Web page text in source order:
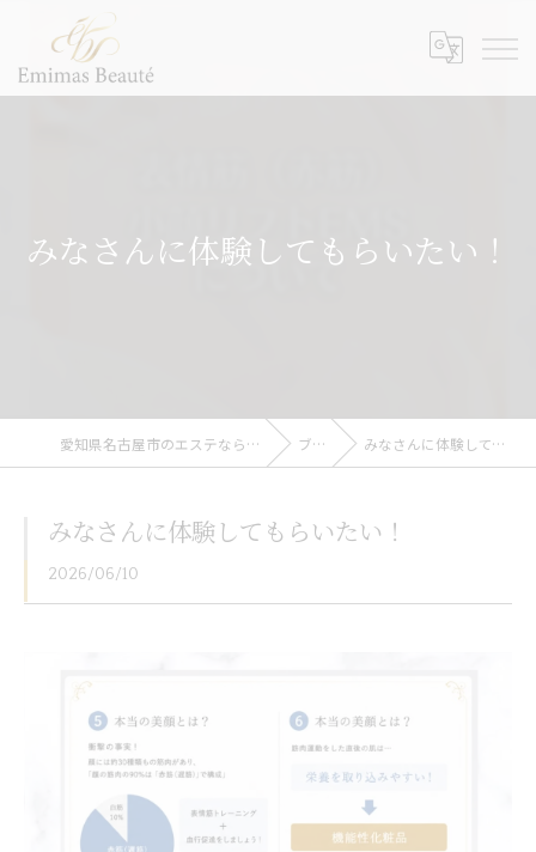
みなさんに体験してもらいたい！
愛知県名古屋市のエステならEmimas Beaute’ ブログ みなさんに体験してもらいたい！
みなさんに体験してもらいたい！
2026/06/10